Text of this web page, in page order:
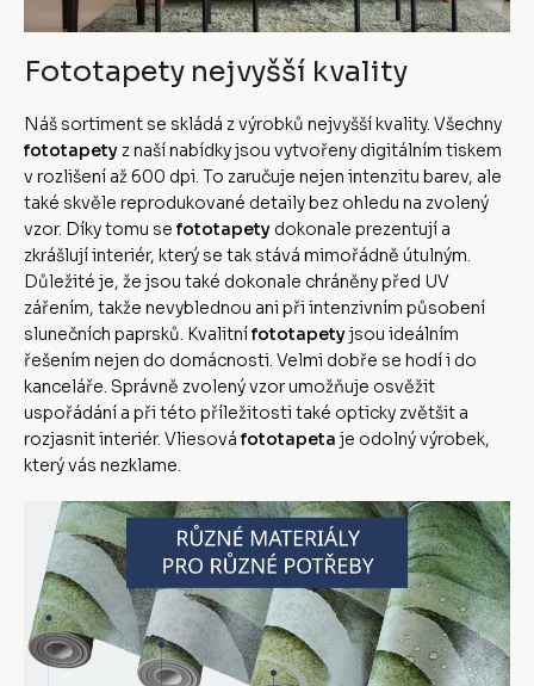
Fototapety nejvyšší kvality
Náš sortiment se skládá z výrobků nejvyšší kvality. Všechny
fototapety z naší nabídky jsou vytvořeny digitálním tiskem
v rozlišení až 600 dpi. To zaručuje nejen intenzitu barev, ale
také skvěle reprodukované detaily bez ohledu na zvolený
vzor. Díky tomu se fototapety dokonale prezentují a
zkrášlují interiér, který se tak stává mimořádně útulným.
Důležité je, že jsou také dokonale chráněny před UV
zářením, takže nevyblednou ani při intenzivním působení
slunečních paprsků. Kvalitnífototapetyjsou ideálním
řešením nejen do domácnosti. Velmi dobře se hodí i do
kanceláře. Správně zvolený vzor umožňuje osvěžit
uspořádání a při této příležitosti také opticky zvětšit a
rozjasnit interiér. Vliesová fototapeta je odolný výrobek,
který vás nezklame.